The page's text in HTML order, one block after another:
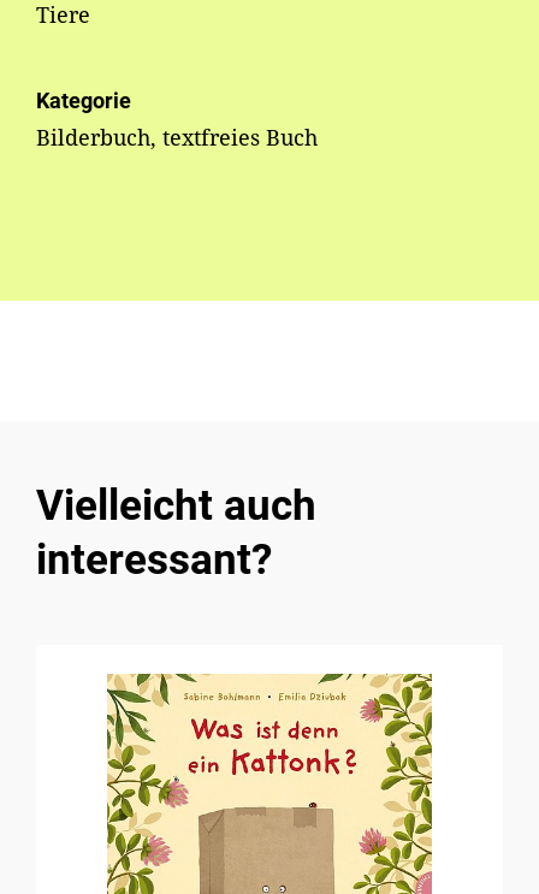
Tiere
Kategorie
Bilderbuch, textfreies Buch
Vielleicht auch
interessant?